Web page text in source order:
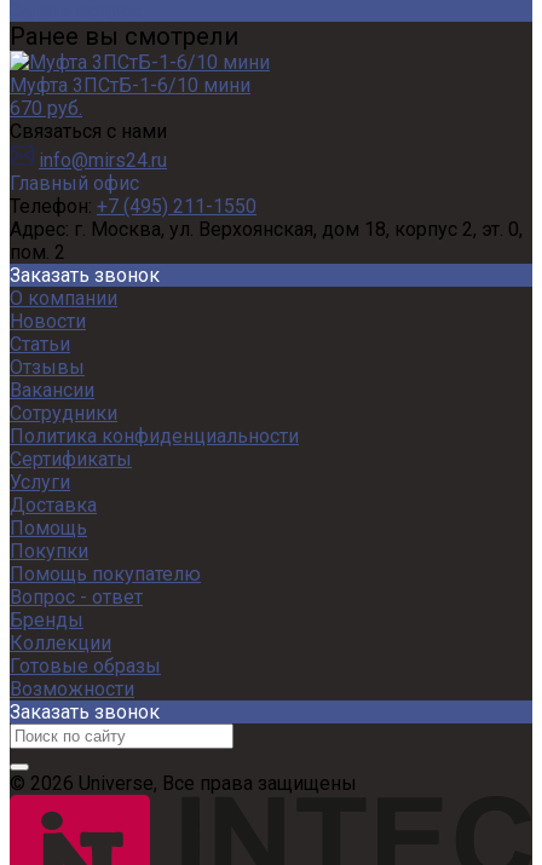
Ранее вы смотрели
Муфта 3ПСтБ-1-6/10 мини
670 руб.
Связаться с нами
info@mirs24.ru
Главный офис
Телефон: +7 (495) 211-1550
Адрес: г. Москва, ул. Верхоянская, дом 18, корпус 2, эт. 0,
пом. 2
Заказать звонок
О компании
Новости
Статьи
Отзывы
Вакансии
Сотрудники
Политика конфиденциальности
Сертификаты
Услуги
Доставка
Помощь
Покупки
Помощь покупателю
Вопрос - ответ
Бренды
Коллекции
Готовые образы
Возможности
Заказать звонок
© 2026 Universe, Все права защищены